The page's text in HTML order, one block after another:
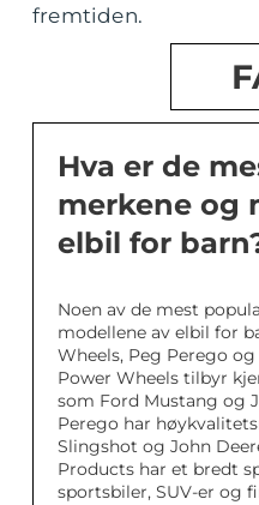
fremtiden.
Hva er de
merkene og
elbil for
Noen av de mest
modellene av elbil for
Wheels, Peg Perego
Power Wheels tilbyr
som Ford Mustang og
Perego har
Slingshot og John
Products har et bredt
sportsbiler, SUV-er og